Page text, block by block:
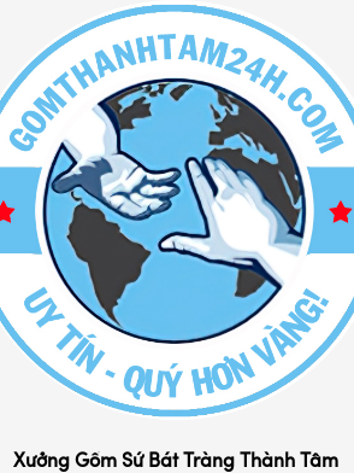
Xưởng Gốm Sứ Bát Tràng Thành Tâm
sứ đẹp
rượu sứ
rượu
in logo
Hành
Chuyển
Toán